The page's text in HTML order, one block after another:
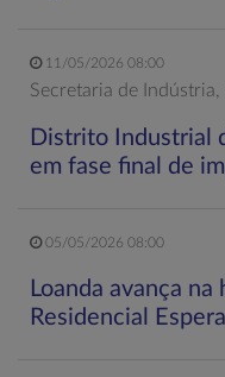
11/05/2026 08:00
Secretaria de
Distrito Industrial
em fase final de
05/05/2026 08:00
Loanda avança
Residencial